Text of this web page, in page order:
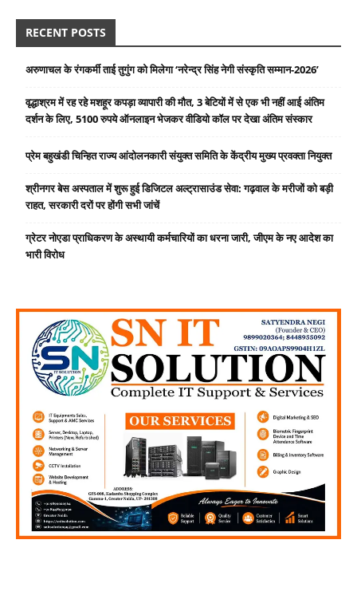
RECENT POSTS
अरुणाचल के रंगकर्मी ताई तुगुंग को मिलेगा ‘नरेन्द्र सिंह नेगी संस्कृति सम्मान-2026’
वृद्धाश्रम में रह रहे मशहूर कपड़ा व्यापारी की मौत, 3 बेटियों में से एक भी नहीं आई अंतिम
दर्शन के लिए, 5100 रुपये ऑनलाइन भेजकर वीडियो कॉल पर देखा अंतिम संस्कार
प्रेम बहुखंडी चिन्हित राज्य आंदोलनकारी संयुक्त समिति के केंद्रीय मुख्य प्रवक्ता नियुक्त
श्रीनगर बेस अस्पताल में शुरू हुई डिजिटल अल्ट्रासाउंड सेवा: गढ़वाल के मरीजों को बड़ी
राहत, सरकारी दरों पर होंगी सभी जांचें
ग्रेटर नोएडा प्राधिकरण के अस्थायी कर्मचारियों का धरना जारी, जीएम के नए आदेश का
भारी विरोध